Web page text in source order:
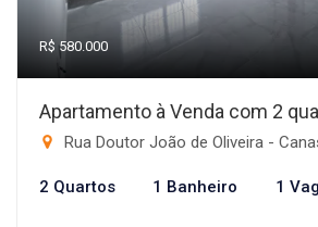
R$ 580.000
Apartamento à Venda com 2
Rua Doutor João de Oliveira -
2 Quartos 1 Banheiro 1